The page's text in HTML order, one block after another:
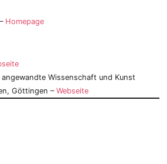
Homepage
Wissenschaft und Kunst
Göttingen –Webseite